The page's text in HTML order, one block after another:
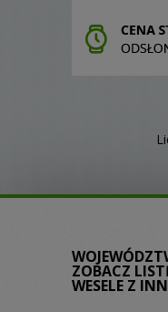
ZOBACZ
WESELE Z